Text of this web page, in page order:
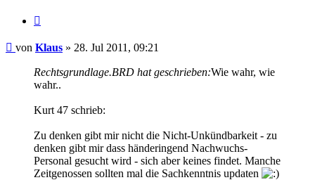
Beitrag
von Klaus » 28. Jul 2011, 09:21
Rechtsgrundlage.BRD hat geschrieben:Wie wahr, wie
wahr..
Kurt 47 schrieb:
Zu denken gibt mir nicht die Nicht-Unkündbarkeit - zu
denken gibt mir dass händeringend Nachwuchs-
Personal gesucht wird - sich aber keines findet. Manche
Zeitgenossen sollten mal die Sachkenntnis updaten